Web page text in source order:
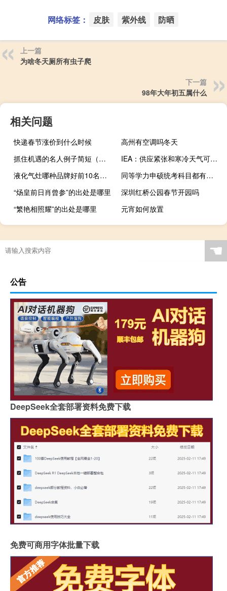
网络标签： 皮肤 紫外线 防晒
上一篇
为啥冬天厕所有虫子爬
下一篇
98年大年初五属什么
相关问题
快递春节涨价到什么时候
高州有空调吗冬天
抓住机遇的名人例子简短（抓住机遇的名人事例）
IEA：供应紧张和寒冷天气可能加剧天然气市场的波动
液化气灶哪种品牌好前10名（液化气灶哪个牌子好）
同等学力申硕统考科目都有哪些考试时间是在五月份吗
“炀皇前日肖曾参”的出处是哪里
深圳红桥公园春节开园吗
“繁艳相照耀”的出处是哪里
元宵如何放置
☚
公告
DeepSeek全套部署资料免费下载
免费可商用字体批量下载